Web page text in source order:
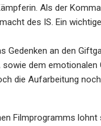
Als der
des IS. Ein
Gedenken an den
dem emotionalen
die Aufarbeitung
Filmprogramms lohnt